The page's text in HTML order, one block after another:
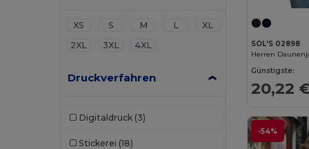
XS S M L
XL
2XL
3XL 4XL
Druckverfahren
Digitaldruck (3)
Stickerei (18)
SOL'S 02898
Herren
Günstigste:
20,22
-54%